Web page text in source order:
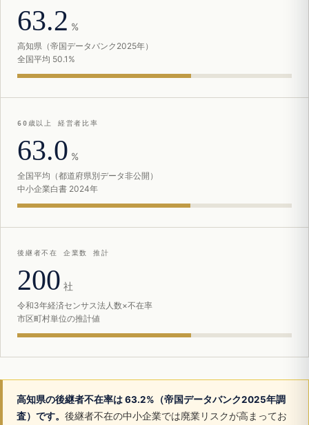
63.2 %
高知県（帝国データバンク2025年）
全国平均 50.1%
60歳以上 経営者比率
63.0 %
全国平均（都道府県別データ非公開）
中小企業白書 2024年
後継者不在 企業数 推計
200 社
令和3年経済センサス法人数×不在率
市区町村単位の推計値
高知県の後継者不在率は 63.2%（帝国データバンク2025年調
査）です。 後継者不在の中小企業では廃業リスクが高まってお